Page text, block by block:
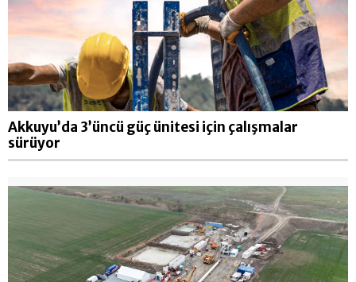
Akkuyu’da 3’üncü güç ünitesi için çalışmalar
sürüyor